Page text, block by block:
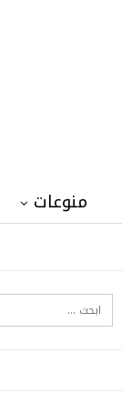
منوعات